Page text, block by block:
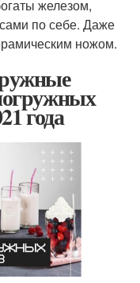
железом,
по себе. Даже
ножом.
года